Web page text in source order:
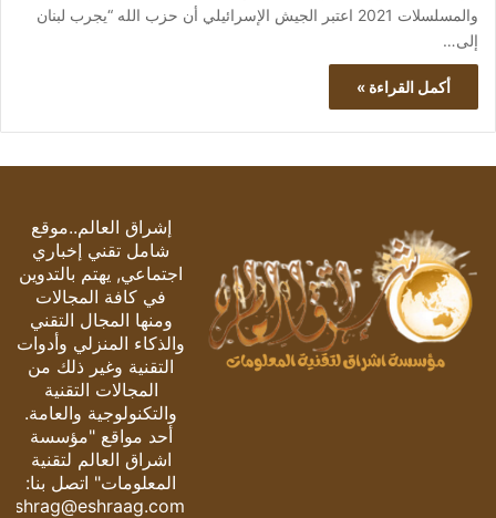
والمسلسلات 2021 اعتبر الجيش الإسرائيلي أن حزب الله “يجرب لبنان
إلى…
أكمل القراءة »
إشراق العالم..موقع
شامل تقني إخباري
اجتماعي, يهتم بالتدوين
في كافة المجالات
ومنها المجال التقني
والذكاء المنزلي وأدوات
التقنية وغير ذلك من
المجالات التقنية
والتكنولوجية والعامة.
أحد مواقع "مؤسسة
اشراق العالم لتقنية
المعلومات" اتصل بنا:
eshrag@eshraag.com